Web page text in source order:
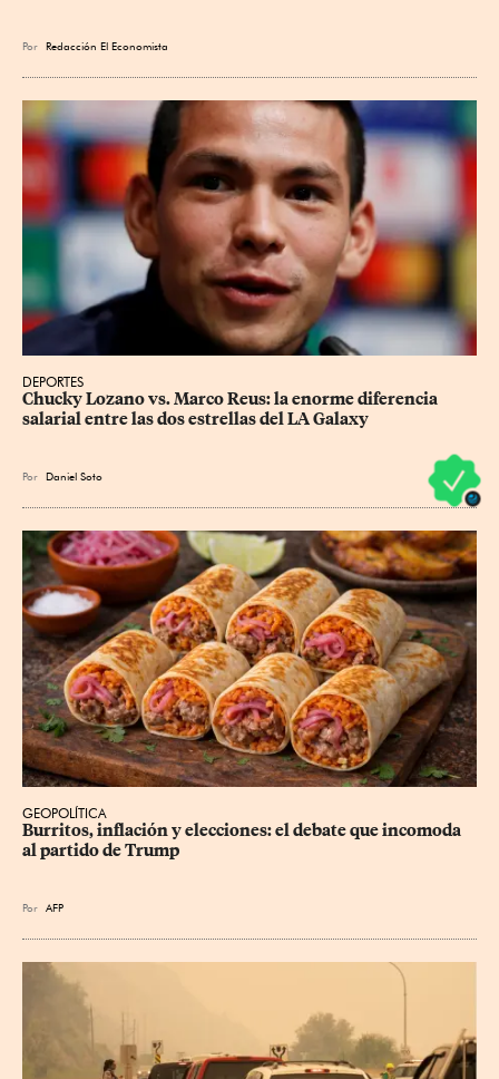
Por Redacción El Economista
DEPORTES
Chucky Lozano vs. Marco Reus: la enorme diferencia
salarial entre las dos estrellas del LA Galaxy
Por Daniel Soto
GEOPOLÍTICA
Burritos, inflación y elecciones: el debate que incomoda
al partido de Trump
Por AFP